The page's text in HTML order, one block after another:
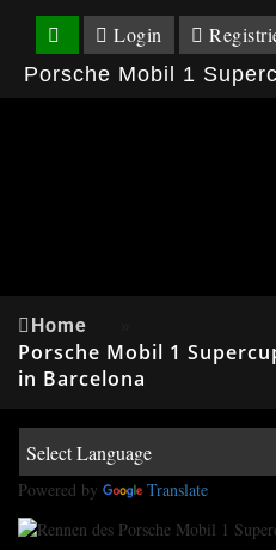
Login
Home
Porsche Mobil 1
in Barcelona
Powered by Translate